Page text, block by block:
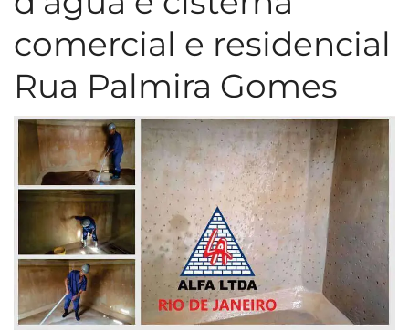
comercial e residencial
Rua Palmira Gomes